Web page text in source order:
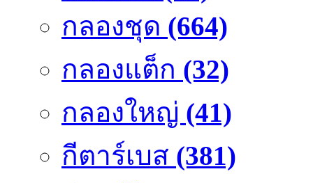
กลองชุด (664)
กลองแต็ก (32)
กลองใหญ่ (41)
กีตาร์เบส (381)